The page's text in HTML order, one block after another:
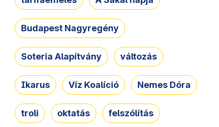
Budapest Nagyregény
Soteria Alapítvány változás
Ikarus Víz Koalíció Nemes Dóra
troli oktatás felszólítás